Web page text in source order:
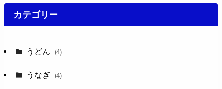
カテゴリー
うどん (4)
うなぎ (4)